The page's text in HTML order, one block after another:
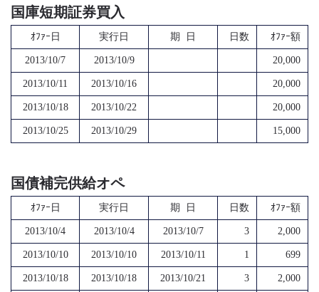
国庫短期証券買入
ｵﾌｧｰ日 実行日 期 日 日数 ｵﾌｧｰ額
2013/10/7 2013/10/9 20,000
2013/10/11 2013/10/16 20,000
2013/10/18 2013/10/22 20,000
2013/10/25 2013/10/29 15,000
国債補完供給オペ
ｵﾌｧｰ日 実行日 期 日 日数 ｵﾌｧｰ額
2013/10/4 2013/10/4 2013/10/7 3 2,000
2013/10/10 2013/10/10 2013/10/11 1 699
2013/10/18 2013/10/18 2013/10/21 3 2,000